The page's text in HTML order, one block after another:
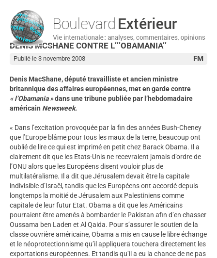
DENIS MCSHANE CONTRE L’’’OBAMANIA’’
FM
Publié le 3 novembre 2008
Denis MacShane, député travailliste et ancien ministre
britannique des affaires européennes, met en garde contre
« l’Obamania »dans une tribune publiée par l’hebdomadaire
américain Newsweek.
« Dans l’excitation provoquée par la fin des années Bush-Cheney
que l’Europe blâme pour tous les maux de la terre, beaucoup ont
oublié de lire ce qui est imprimé en petit chez Barack Obama. Il a
clairement dit que les Etats-Unis ne recevraient jamais d’ordre de
l’ONU alors que les Européens disent vouloir plus de
multilatéralisme. Il a dit que Jérusalem devait être la capitale
indivisible d’Israël, tandis que les Européens ont accordé depuis
longtemps la moitié de Jérusalem aux Palestiniens comme
capitale de leur futur Etat. Obama a dit que les Américains
pourraient être amenés à bombarder le Pakistan afin d’en chasser
Oussama ben Laden et Al Qaida. Pour s’assurer le soutien de la
classe ouvrière américaine, Obama a mis en cause le libre échange
et le néoprotectionnisme qu’il appliquera touchera directement les
exportations européennes. Et tandis qu’il a eu la chance de ne pas